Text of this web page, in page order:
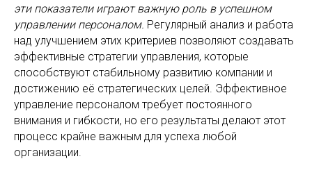
эти показатели играют важную роль в успешном
управлении персоналом. Регулярный анализ и работа
над улучшением этих критериев позволяют создавать
эффективные стратегии управления, которые
способствуют стабильному развитию компании и
достижению её стратегических целей. Эффективное
управление персоналом требует постоянного
внимания и гибкости, но его результаты делают этот
процесс крайне важным для успеха любой
организации.